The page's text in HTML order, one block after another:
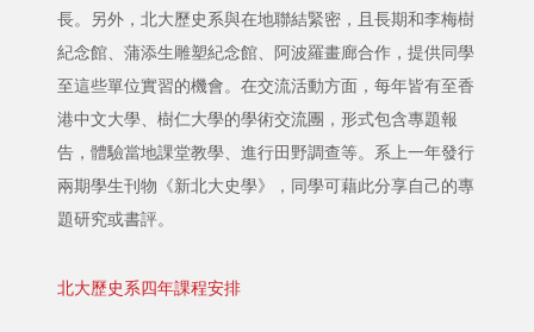
長。另外，北大歷史系與在地聯結緊密，且長期和李梅樹
紀念館、蒲添生雕塑紀念館、阿波羅畫廊合作，提供同學
至這些單位實習的機會。在交流活動方面，每年皆有至香
港中文大學、樹仁大學的學術交流團，形式包含專題報
告，體驗當地課堂教學、進行田野調查等。系上一年發行
兩期學生刊物《新北大史學》，同學可藉此分享自己的專
題研究或書評。
北大歷史系四年課程安排